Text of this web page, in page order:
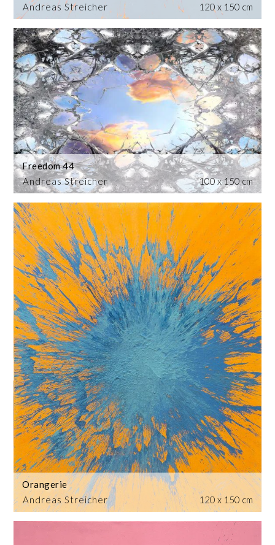
Andreas Streicher
120 x 150 cm
Andreas Streicher
Freedom 44
100 x 150 cm
Andreas Streicher
Orangerie
120 x 150 cm